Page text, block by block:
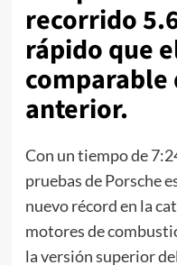
recorrido
rápido que
comparable
anterior.
Con un tiempo de
pruebas de Porsche
nuevo récord en la
motores de
la versión superior